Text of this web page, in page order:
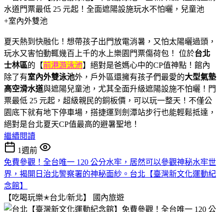
夏天熱到快融化！想帶孩子出門放電消暑，又怕太陽曬過頭，
玩水又害怕動輒幾百上千的水上樂園門票傷荷包！ 位於台北
士林區的【前港游泳池】絕對是爸媽心中的CP值神點！館內
除了有室內外雙泳池外，戶外區還擁有孩子們最愛的大型氣墊
高空滑水道與遮陽兒童池，尤其全面升級遮陽設施不怕曬！門
票最低 25 元起，超級親民的銅板價，可以玩一整天！不僅公
園底下就有地下停車場，搭捷運到劍潭站步行也能輕鬆抵達，
絕對是台北夏天CP值最高的避暑聖地！
繼續閱讀
1週前
免費參觀！全台唯一 120 公分水牢，居然可以參觀神秘水牢世
界，揭開日治北警察署的神秘面紗。台北【臺灣新文化運動紀
念館】
【吃喝玩樂✭台北/新北】
國內旅遊